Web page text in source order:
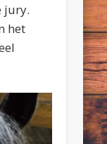
jury.
het